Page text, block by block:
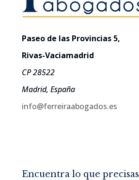
Paseo de las Provincias 5,
Rivas-Vaciamadrid
CP 28522
Madrid, España
info@ferreiraabogados.es
Encuentra lo que precisas